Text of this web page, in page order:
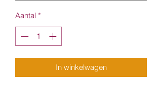
Aantal *
In winkelwagen